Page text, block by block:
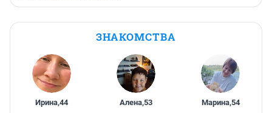
ЗНАКОМСТВА
Ирина,44 Алена,53 Марина,54